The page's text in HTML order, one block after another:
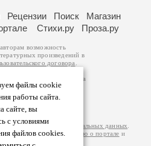
файлы cookie
работы сайта.
сайте, вы
с условиями
файлов cookies.
Рецензии Поиск
Магазин
Стихи.ру Проза.ру
возможность
произведений в
договора
принадлежат авторам
произведений возможна
вы можете
Ответственность за
самостоятельно на
законодательства
обработки персональных данных
подробнуюинформацию о портале и